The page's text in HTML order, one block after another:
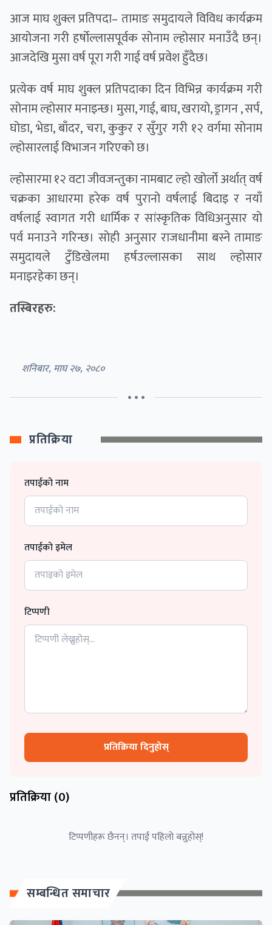
आज माघ शुक्ल प्रतिपदा– तामाङ समुदायले विविध कार्यक्रम
आयोजना गरी हर्षोल्लासपूर्वक सोनाम ल्होसार मनाउँदै छन्।
आजदेखि मुसा वर्ष पूरा गरी गाई वर्ष प्रवेश हुँदैछ।
प्रत्येक वर्ष माघ शुक्ल प्रतिपदाका दिन विभिन्न कार्यक्रम गरी
सोनाम ल्होसार मनाइन्छ। मुसा, गाई, बाघ, खरायो, ड्रागन , सर्प,
घोडा, भेडा, बाँदर, चरा, कुकुर र सुँगुर गरी १२ वर्गमा सोनाम
ल्होसारलाई विभाजन गरिएको छ।
ल्होसारमा १२ वटा जीवजन्तुका नामबाट ल्हो खोर्लो अर्थात् वर्ष
चक्रका आधारमा हरेक वर्ष पुरानो वर्षलाई बिदाइ र नयाँ
वर्षलाई स्वागत गरी धार्मिक र सांस्कृतिक विधिअनुसार यो
पर्व मनाउने गरिन्छ। साेही अनुसार राजधानीमा बस्ने तामाङ
समुदायले टुँडिखेलमा हर्षउल्लासका साथ ल्हाेसार
मनाइरहेका छन्।
तस्बिरहरु:
शनिबार, माघ २७, २०८०
• • •
प्रतिक्रिया
तपाईको नाम
तपाईको इमेल
टिप्पणी
प्रतिक्रिया दिनुहोस्
प्रतिक्रिया (0)
टिप्पणीहरू छैनन्। तपाईं पहिलो बन्नुहोस्!
सम्बन्धित समाचार